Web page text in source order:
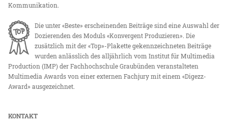
Kommunikation.
Die unter «Beste» erscheinenden Beiträge sind eine Auswahl der
Dozierenden des Moduls «Konvergent Produzieren». Die
zusätzlich mit der «Top»-Plakette gekennzeichneten Beiträge
wurden anlässlich des alljährlich vom Institut für Multimedia
Production (IMP) der Fachhochschule Graubünden veranstalteten
Multimedia Awards von einer externen Fachjury mit einem «Digezz-
Award» ausgezeichnet.
KONTAKT